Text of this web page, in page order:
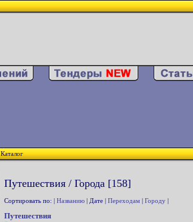
Каталог
Путешествия / Города [158]
Сортировать по: | Названию | Дате | Переходам | Городу |
Путешествия